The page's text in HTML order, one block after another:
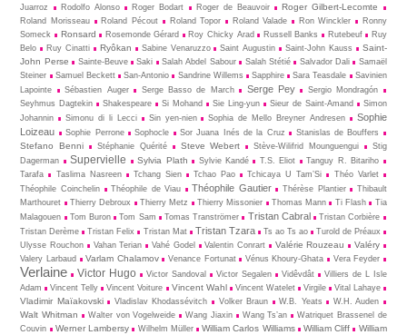
Juarroz
Rodolfo Alonso Roger Bodart Roger de Beauvoir Roger Gilbert-Lecomte
Roland Morisseau Roland Pécout Roland Topor Roland Valade Ron Winckler
Ronny
Someck
Ronsard Rosemonde Gérard Roy Chicky Arad Russell Banks Rutebeuf
Ruy
Belo
Ruy Cinatti Ryôkan Sabine Venaruzzo Saint Augustin Saint-John Kauss
Saint-
John Perse
Sainte-Beuve Saki Salah Abdel Sabour Salah Stétié Salvador Dali
Samaël
Steiner
Samuel Beckett San-Antonio Sandrine Willems Sapphire Sara Teasdale
Savinien
Lapointe
Sébastien Auger Serge Basso de March Serge Pey
Sergio Mondragón
Seyhmus Dagtekin
Shakespeare Si Mohand Sie Ling-yun Sieur de Saint-Amand
Simon
Johannin
Simonu di li Lecci Sin yen-nien Sophia de Mello Breyner Andresen
Sophie
Loizeau
Sophie Perrone Sophocle Sor Juana Inés de la Cruz Stanislas de Bouffers
Stefano Benni Stéphanie Quérité Steve Webert Stève-Wilifrid Mounguengui
Stig
Dagerman
Supervielle Sylvia Plath Sylvie Kandé T.S. Eliot
Tanguy R. Bitariho
Tarafa
Taslima Nasreen Tchang Sien Tchao Pao Tchicaya U Tam’Si
Théo Varlet
Théophile Coinchelin
Théophile de Viau Théophile Gautier Thérèse Plantier
Thibault
Marthouret
Thierry Debroux Thierry Metz Thierry Missonier Thomas Mann Ti Flash
Tia
Malagouen
Tom Buron Tom Sam Tomas Tranströmer Tristan Cabral
Tristan Corbière
Tristan Derème
Tristan Felix Tristan Mat Tristan Tzara Ts ao Ts ao
Turold de Préaux
Ulysse Rouchon
Vahan Terian Vahé Godel Valentin Conrart Valérie Rouzeau Valéry
Valery Larbaud Varlam Chalamov Venance Fortunat Vénus Khoury-Ghata Vera Feyder
Verlaine Victor Hugo Victor Sandoval Victor Segalen Vidêvdât
Villiers de L Isle
Adam
Vincent Telly Vincent Voiture Vincent Wahl Vincent Watelet Virgile Vital Lahaye
Vladimir Maïakovski Vladislav Khodassévitch Volker Braun W.B. Yeats W.H. Auden
Walt Whitman Walter von Vogelweide Wang Jiaxin Wang Ts’an
Watriquet Brassenel de
Couvin
Werner Lambersy Wilhelm Müller William Carlos Williams William Cliff
William